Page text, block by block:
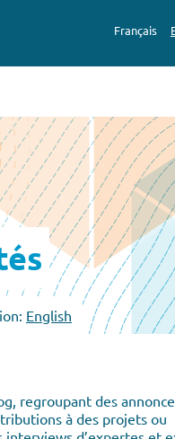
Français
English
regroupant des
à des projets ou